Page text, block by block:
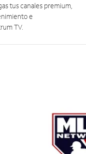
tus canales premium,
e
TV.